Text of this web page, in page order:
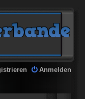
Anmelden